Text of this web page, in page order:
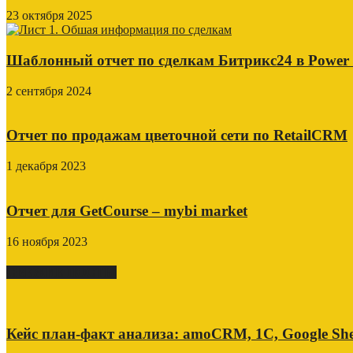
23 октября 2025
Шаблонный отчет по сделкам Битрикс24 в
2 сентября 2024
Отчет по продажам цветочной сети по RetailCRM
1 декабря 2023
Отчет для GetCourse – mybi market
16 ноября 2023
Кейс план-факт анализа: amoCRM, 1C, Google